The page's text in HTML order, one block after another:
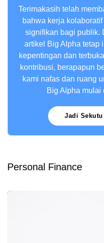
Terimakasih telah
bahwa kerja
signifikan bagi publik.
artikel Big Alpha tetap
kepentingan dan
kontribusi, berapapun
kami nafas dan ruang
Big Alpha mulai
Jadi
Personal Finance